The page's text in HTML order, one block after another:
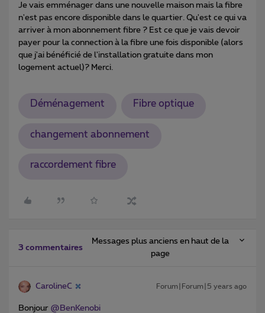
Je vais emménager dans une nouvelle maison mais la fibre
n'est pas encore disponible dans le quartier. Qu'est ce qui va
arriver à mon abonnement fibre ? Est ce que je vais devoir
payer pour la connection à la fibre une fois disponible (alors
que j'ai bénéficié de l'installation gratuite dans mon
logement actuel)? Merci.
Déménagement Fibre optique
changement abonnement
raccordement fibre
3 commentaires
Messages plus anciens en haut de la
page
CarolineC Forum|Forum|5 years ago
Bonjour @BenKenobi